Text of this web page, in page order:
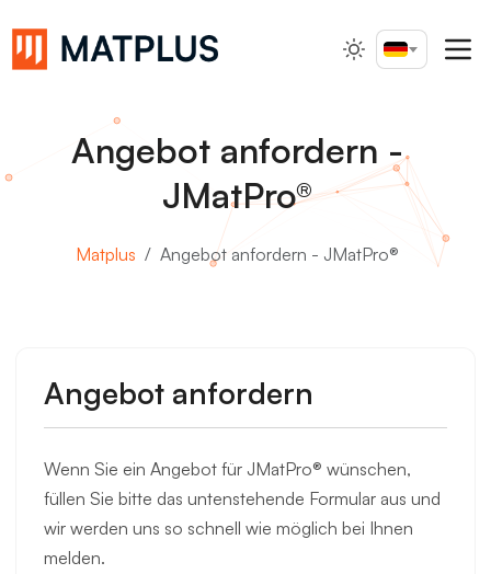
Deutsch
Angebot anfordern -
JMatPro®
Matplus Angebot anfordern - JMatPro®
Angebot anfordern
Wenn Sie ein Angebot für JMatPro® wünschen,
füllen Sie bitte das untenstehende Formular aus und
wir werden uns so schnell wie möglich bei Ihnen
melden.